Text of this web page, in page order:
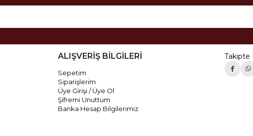
ALIŞVERİŞ BİLGİLERİ
Sepetim
Siparişlerim
Üye Girişi / Üye Ol
Şifremi Unuttum
Banka Hesap Bilgilerimiz
Takipte